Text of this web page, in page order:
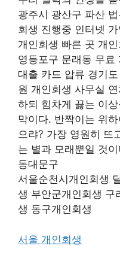
광주시 광산구 파산
회생 진행중 인터넷
개인회생 빠른 곳 개
영등포구 문래동 무료
대출 카드 압류 경기
원 개인회생 사무실
하되 힘차게 끓는 이
막이다. 반짝이는 위
으랴? 가장 영원히 뜨
는 별과 모래뿐일 것
동대문구
서울순천시개인회생
생 부안군개인회생 구
생 동구개인회생
서울 개인회생